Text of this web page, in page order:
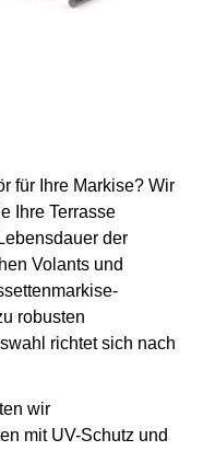
für Ihre Markise? Wir
Ihre Terrasse
der
Volants und
robusten
richtet sich nach
wir
mit UV-Schutz und